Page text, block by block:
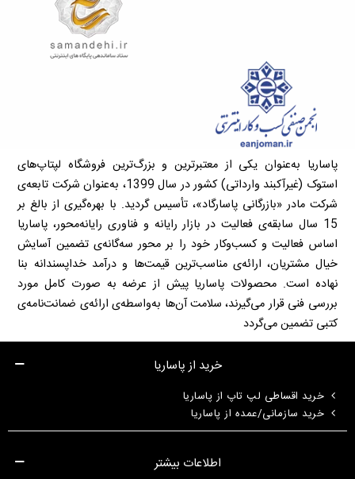
پاساریا به‌عنوان یکی از معتبرترین و بزرگ‌ترین فروشگاه لپتاپ‌های
استوک (غیرآکبند وارداتی) کشور در سال 1399، به‌عنوان شرکت تابعه‌ی
شرکت مادر «بازرگانی پاسارگاد»، تأسیس گردید. با بهره‌گیری از بالغ بر
15 سال سابقه‌ی فعالیت در بازار رایانه و فناوری رایانه‌محور، پاساریا
اساس فعالیت و کسب‌وکار خود را بر محور سه‌گانه‌ی تضمین آسایش
خیال مشتریان، ارائه‌ی مناسب‌ترین قیمت‌ها و درآمد خداپسندانه بنا
نهاده است. محصولات پاساریا پیش از عرضه به صورت کامل مورد
بررسی فنی قرار می‌گیرند، سلامت آن‌ها به‌واسطه‌ی ارائه‌ی ضمانت‌نامه‌ی
کتبی تضمین می‌گردد
خرید از پاساریا
خرید اقساطی لپ تاپ از پاساریا
خرید سازمانی/عمده از پاساریا
اطلاعات بیشتر